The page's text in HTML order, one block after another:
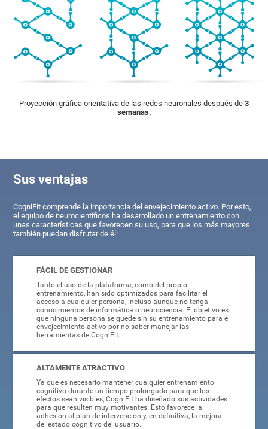
Proyección gráfica orientativa de las redes neuronales después de 3
semanas.
Sus ventajas
CogniFit comprende la importancia del envejecimiento activo. Por esto,
el equipo de neurocientíficos ha desarrollado un entrenamiento con
unas características que favorecen su uso, para que los más mayores
también puedan disfrutar de él:
FÁCIL DE GESTIONAR
Tanto el uso de la plataforma, como del propio
entrenamiento, han sido optimizados para facilitar el
acceso a cualquier persona, incluso aunque no tenga
conocimientos de informática o neurociencia. El objetivo es
que ninguna persona se quede sin su entrenamiento para el
envejecimiento activo por no saber manejar las
herramientas de CogniFit.
ALTAMENTE ATRACTIVO
Ya que es necesario mantener cualquier entrenamiento
cognitivo durante un tiempo prolongado para que los
efectos sean visibles, CogniFit ha diseñado sus actividades
para que resulten muy motivantes. Esto favorece la
adhesión al plan de intervención y, en definitiva, la mejora
del estado cognitivo del usuario.